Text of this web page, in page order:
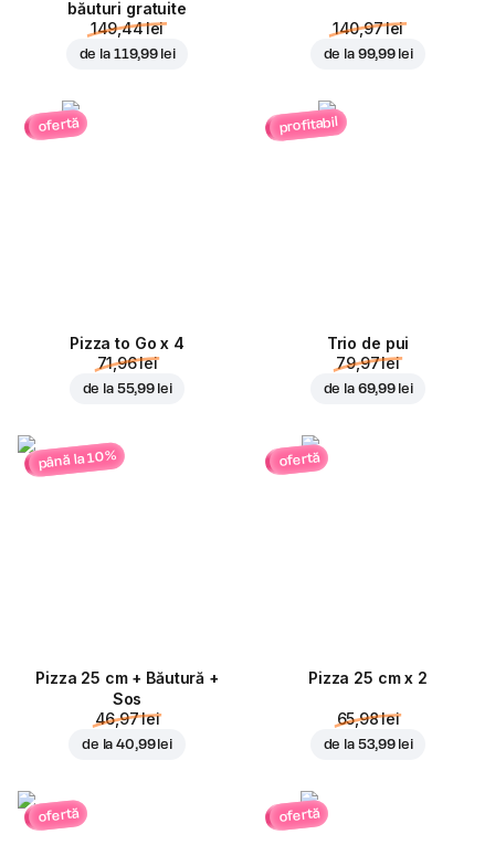
băuturi gratuite
149,44 lei
de la 119,99 lei
140,97 lei
de la 99,99 lei
ofertă
Pizza to Go x 4
71,96 lei
de la 55,99 lei
profitabil
Trio de pui
79,97 lei
de la 69,99 lei
până la 10%
Pizza 25 cm + Băutură +
Sos
46,97 lei
de la40,99 lei
ofertă
Pizza 25 cm x 2
65,98 lei
de la 53,99 lei
ofertă ofertă